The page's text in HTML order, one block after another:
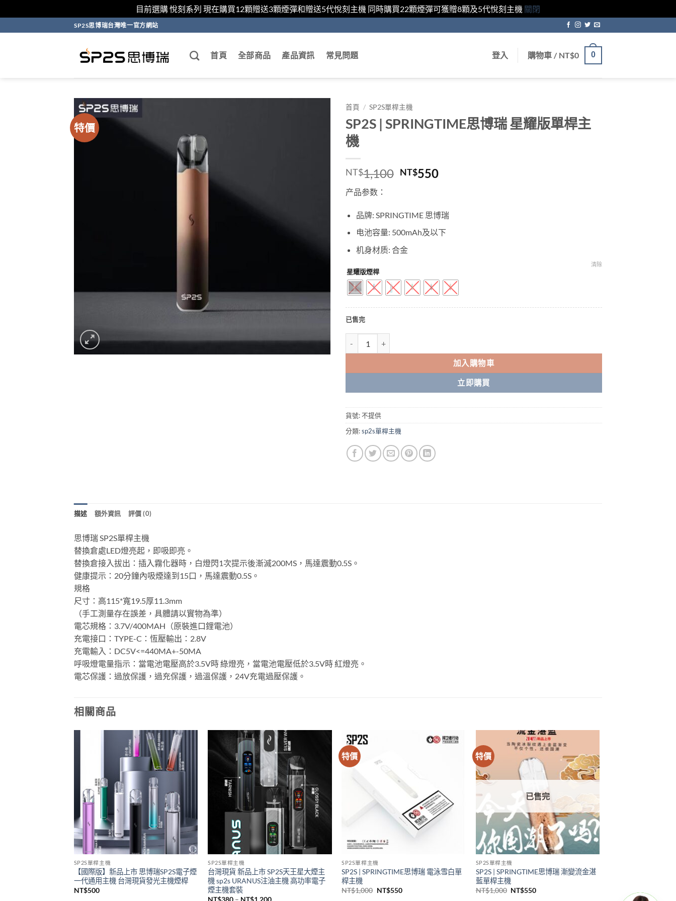
目前選購 悅刻系列 現在購買12顆贈送3顆煙彈和贈送5代悅刻主機 同時購買22顆煙彈可獲贈8顆及5代悅刻主機 關閉
轉
SP2S思博瑞台灣唯一官方網站
首頁 全部商品 產品資訊 常見問題 登入 購物車 / NT$0 0
特價
首頁 / SP2S單桿主機
SP2S | SPRINGTIME思博瑞 星耀版單桿主
機
NT$1,100 原
NT$1,100。
NT$550目
格：
NT$550。
产品参数：
品牌: SPRINGTIME 思博瑞
电池容量: 500mAh及以下
机身材质: 合金
星耀版煙桿
清除
已售完
加入購物車
立即購買
貨號:不提供
分類:sp2s單桿主機
描述 額外資訊 評價 (0)
思博瑞 SP2S單桿主機
替換倉處LED燈亮起，即吸即亮。
替換倉接入拔出：插入霧化器時，白燈閃1次提示後漸滅200MS，馬達震動0.5S。
健康提示：20分鐘內吸煙達到15口，馬達震動0.5S。
規格
尺寸：高115*寬19.5厚11.3mm
（手工測量存在誤差，具體請以實物為準）
電芯規格：3.7V/400MAH（原裝進口鋰電池）
充電接口：TYPE-C：恆壓輸出：2.8V
充電輸入：DC5V<=440MA+-50MA
呼吸燈電量指示：當電池電壓高於3.5V時 綠燈亮，當電池電壓低於3.5V時 紅燈亮。
電芯保護：過放保護，過充保護，過溫保護，24V充電過壓保護。
相關商品
SP2S單桿主機
【國際版】新品上市 思博瑞SP2S電子煙
一代通用主機 台灣現貨發光主機煙桿
NT$500
SP2S單桿主機
台灣現貨 新品上市 SP2S天王星大煙主
機 sp2s URANUS注油主機 高功率電子
煙主機套裝
價
特價
SP2S單桿主機
SP2S | SPRINGTIME思博瑞 電泳雪白單
桿主機
NT$1,000 原
NT$550目
特價
已售完
SP2S單桿主機
SP2S | SPRINGTIME思博瑞 漸變流金湛
藍單桿主機
NT$1,000 原
NT$550目